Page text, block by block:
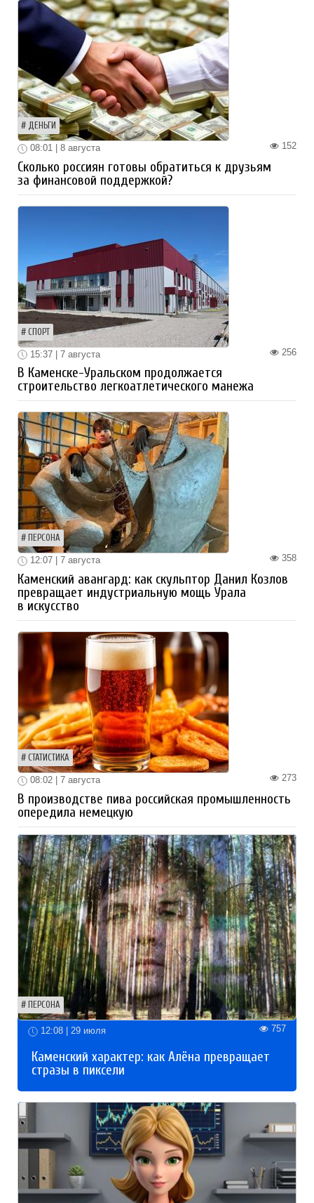
ДЕНЬГИ
152
08:01 | 8 августа
Сколько россиян готовы обратиться к друзьям
за финансовой поддержкой?
СПОРТ
256
15:37 | 7 августа
В Каменске-Уральском продолжается
строительство легкоатлетического манежа
ПЕРСОНА
358
12:07 | 7 августа
Каменский авангард: как скульптор Данил Козлов
превращает индустриальную мощь Урала
в искусство
СТАТИСТИКА
273
08:02 | 7 августа
В производстве пива российская промышленность
опередила немецкую
ПЕРСОНА
12:08 | 29 июля 757
Каменский характер: как Алёна превращает
стразы в пиксели